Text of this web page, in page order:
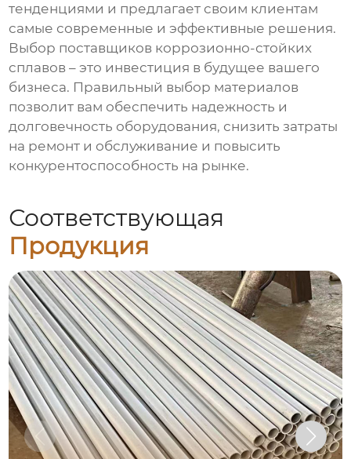
тенденциями и предлагает своим клиентам
самые современные и эффективные решения.
Выбор поставщиков коррозионно-стойких
сплавов – это инвестиция в будущее вашего
бизнеса. Правильный выбор материалов
позволит вам обеспечить надежность и
долговечность оборудования, снизить затраты
на ремонт и обслуживание и повысить
конкурентоспособность на рынке.
Соответствующая
Продукция